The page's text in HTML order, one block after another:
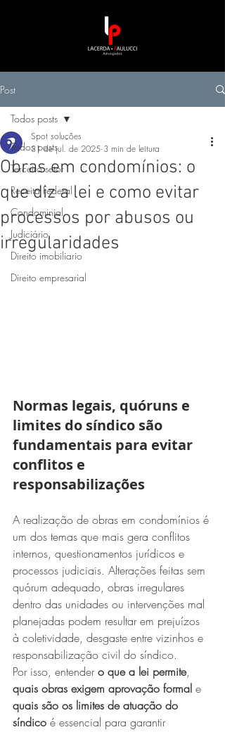
Post
Todos posts
Terceiro setor
Receita Federal
Condominial
Judiciário
Direito imobiliario
Direito empresarial
Todos posts
Obras em condomínios: o
que diz a lei e como evitar
processos por abusos ou
irregularidades
Spot soluções
31 de jul. de 2025 3 min de leitura
Normas legais, quóruns e
limites do síndico são
fundamentais para evitar
conflitos e
responsabilizações
A realização de obras em condomínios é
um dos temas que mais gera conflitos
internos, questionamentos jurídicos e
processos judiciais. Alterações feitas sem
quórum adequado, obras irregulares
dentro das unidades ou intervenções mal
planejadas podem resultar em prejuízos
à coletividade, desgaste entre vizinhos e
responsabilização civil do síndico.
Por isso, entender o que a lei permite,
quais obras exigem aprovação formal e
quais são os limites de atuação do
síndico é essencial para garantir